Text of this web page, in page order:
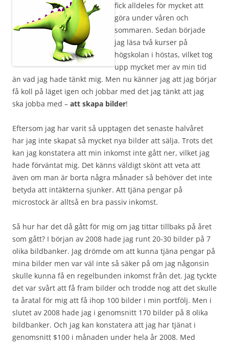
fick alldeles för mycket att
göra under våren och
sommaren. Sedan började
jag läsa två kurser på
högskolan i höstas, vilket tog
upp mycket mer av min tid
än vad jag hade tänkt mig. Men nu känner jag att jag börjar
få koll på läget igen och jobbar med det jag tänkt att jag
ska jobba med – att skapa bilder!
Eftersom jag har varit så upptagen det senaste halvåret
har jag inte skapat så mycket nya bilder att sälja. Trots det
kan jag konstatera att min inkomst inte gått ner, vilket jag
hade förväntat mig. Det känns väldigt skönt att veta att
även om man är borta några månader så behöver det inte
betyda att intäkterna sjunker. Att tjäna pengar på
microstock är alltså en bra passiv inkomst.
Så hur har det då gått för mig om jag tittar tillbaks på året
som gått? I början av 2008 hade jag runt 20-30 bilder på 7
olika bildbanker. Jag drömde om att kunna tjäna pengar på
mina bilder men var väl inte så säker på om jag någonsin
skulle kunna få en regelbunden inkomst från det. Jag tyckte
det var svårt att få fram bilder och trodde nog att det skulle
ta åratal för mig att få ihop 100 bilder i min portfölj. Men i
slutet av 2008 hade jag i genomsnitt 170 bilder på 8 olika
bildbanker. Och jag kan konstatera att jag har tjänat i
genomsnitt $100 i månaden under hela år 2008. Med